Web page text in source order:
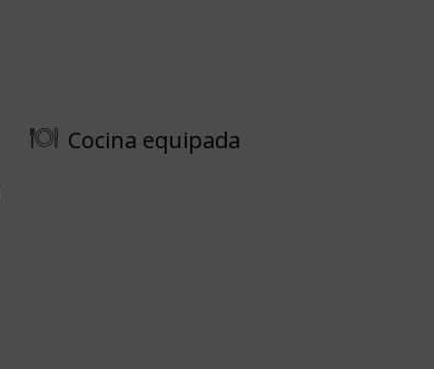
Cocina equipada